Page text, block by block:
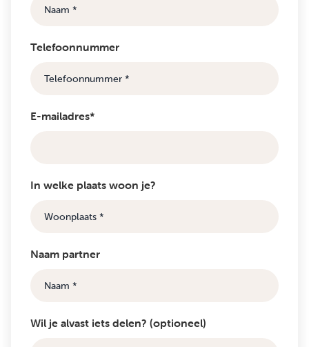
Telefoonnummer
E-mailadres*
In welke plaats woon je?
Naam partner
Wil je alvast iets delen? (optioneel)